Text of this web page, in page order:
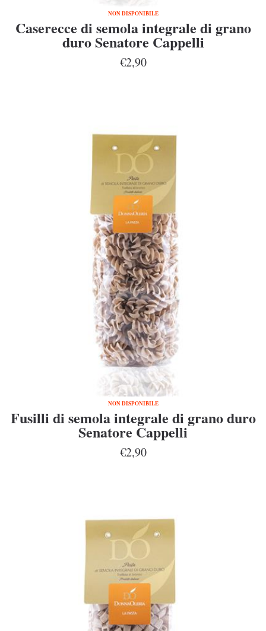
NON DISPONIBILE
Caserecce di semola integrale di grano
duro Senatore Cappelli
€2,90
NON DISPONIBILE
Fusilli di semola integrale di grano duro
Senatore Cappelli
€2,90